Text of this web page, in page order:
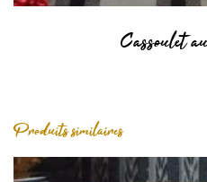
Cassoulet
Produits similaires